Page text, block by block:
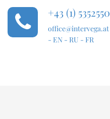
+43 (1) 5352550
office@intervega.at
- EN - RU - FR